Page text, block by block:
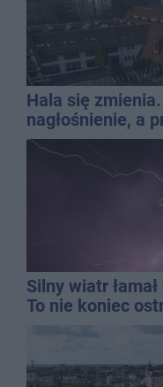
Hala się
nagłośnienie, a
QEMETICA
Silny wiatr
To nie koniec